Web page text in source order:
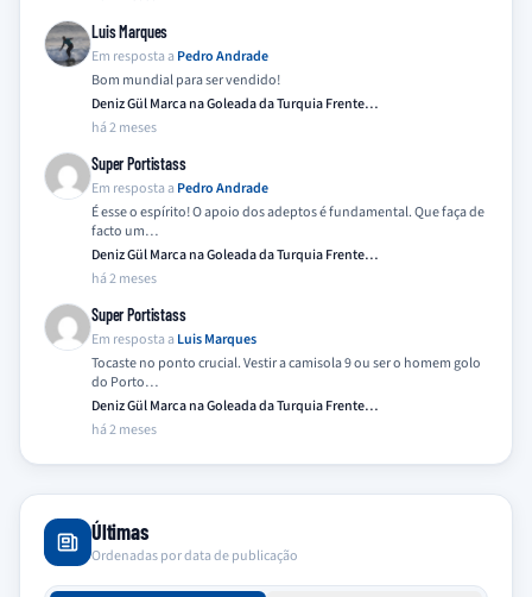
Luis Marques
Em resposta a Pedro Andrade
Bom mundial para ser vendido!
Deniz Gül Marca na Goleada da Turquia Frente…
há 2 meses
Super Portistass
Em resposta a Pedro Andrade
É esse o espírito! O apoio dos adeptos é fundamental. Que faça de
facto um…
Deniz Gül Marca na Goleada da Turquia Frente…
há 2 meses
Super Portistass
Em resposta a Luis Marques
Tocaste no ponto crucial. Vestir a camisola 9 ou ser o homem golo
do Porto…
Deniz Gül Marca na Goleada da Turquia Frente…
há 2 meses
Últimas
Ordenadas por data de publicação